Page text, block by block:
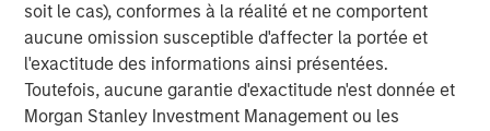
soit le cas), conformes à la réalité et ne comportent
aucune omission susceptible d'affecter la portée et
l'exactitude des informations ainsi présentées.
Toutefois, aucune garantie d'exactitude n'est donnée et
Morgan Stanley Investment Management ou les
industrials markets with an emphasis on driving
significant organic and acquisition growth through an
operationally focused approach. For further information
about Morgan Stanley Capital Partners, please visit
www.morganstanley.com/im/capitalpartners